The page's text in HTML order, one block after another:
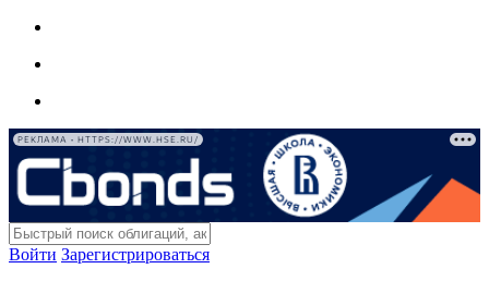
РЕКЛАМА • HTTPS://WWW.HSE.RU/
Войти Зарегистрироваться